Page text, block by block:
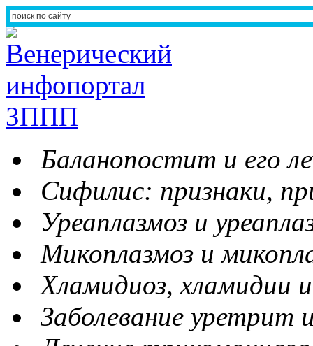
Баланопостит и его
Сифилис: признаки,
Уреаплазмоз и
Микоплазмоз и
Хламидиоз, хламидии
Заболевание уретрит